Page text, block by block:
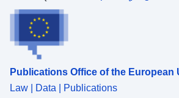
Publications Office of the European
Law | Data | Publications